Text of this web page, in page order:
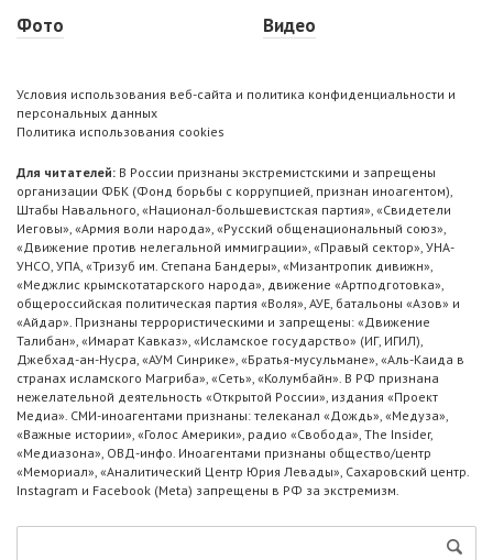
Фото
Видео
Условия использования веб-сайта и политика конфиденциальности и
персональных данных
Политика использования cookies
Для читателей: В России признаны экстремистскими и запрещены
организации ФБК (Фонд борьбы с коррупцией, признан иноагентом),
Штабы Навального, «Национал-большевистская партия», «Свидетели
Иеговы», «Армия воли народа», «Русский общенациональный союз»,
«Движение против нелегальной иммиграции», «Правый сектор», УНА-
УНСО, УПА, «Тризуб им. Степана Бандеры», «Мизантропик дивижн»,
«Меджлис крымскотатарского народа», движение «Артподготовка»,
общероссийская политическая партия «Воля», АУЕ, батальоны «Азов» и
«Айдар». Признаны террористическими и запрещены: «Движение
Талибан», «Имарат Кавказ», «Исламское государство» (ИГ, ИГИЛ),
Джебхад-ан-Нусра, «АУМ Синрике», «Братья-мусульмане», «Аль-Каида в
странах исламского Магриба», «Сеть», «Колумбайн». В РФ признана
нежелательной деятельность «Открытой России», издания «Проект
Медиа». СМИ-иноагентами признаны: телеканал «Дождь», «Медуза»,
«Важные истории», «Голос Америки», радио «Свобода», The Insider,
«Медиазона», ОВД-инфо. Иноагентами признаны общество/центр
«Мемориал», «Аналитический Центр Юрия Левады», Сахаровский центр.
Instagram и Facebook (Metа) запрещены в РФ за экстремизм.